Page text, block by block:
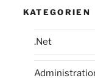
KATEGORIEN
.Net